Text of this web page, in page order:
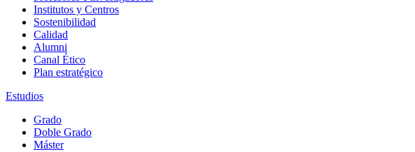
Institutos y Centros
Sostenibilidad
Calidad
Alumni
Canal Ético
Plan estratégico
Estudios
Grado
Doble Grado
Máster